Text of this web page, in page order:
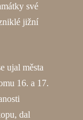
své
jižní
ujal města
16. a 17.
dal